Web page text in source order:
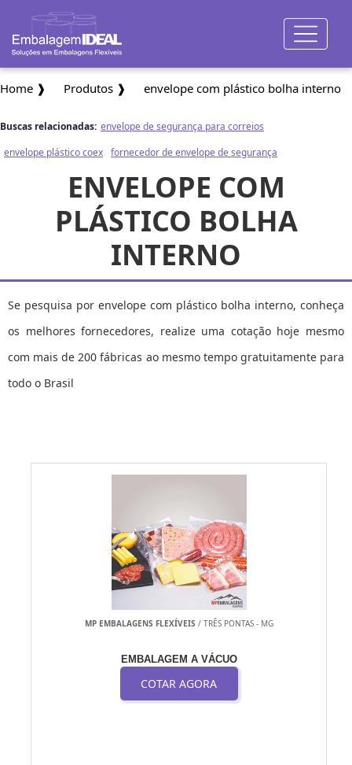
Home ❱ Produtos ❱ envelope com plástico bolha interno
Buscas relacionadas: envelope de segurança para correios
envelope plástico coex fornecedor de envelope de segurança
ENVELOPE COM
PLÁSTICO BOLHA
INTERNO
Se pesquisa por envelope com plástico bolha interno, conheça
os melhores fornecedores, realize uma cotação hoje mesmo
com mais de 200 fábricas ao mesmo tempo gratuitamente para
todo o Brasil
s
MP EMBALAGENS FLEXÍVEIS / TRÊS PONTAS - MG
EMBALAGEM A VÁCUO
COTAR AGORA